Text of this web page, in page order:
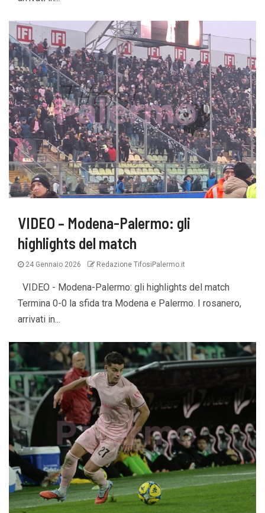
VIDEO – Modena-Palermo: gli
highlights del match
24 Gennaio 2026 Redazione TifosiPalermo.it
VIDEO - Modena-Palermo: gli highlights del match
Termina 0-0 la sfida tra Modena e Palermo. I rosanero,
arrivati in...